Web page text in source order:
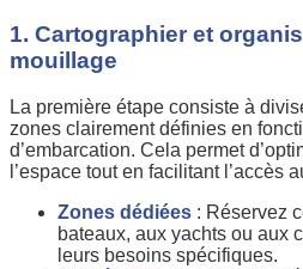
1. Cartographier et
mouillage
La première étape consiste à
zones clairement définies en
d’embarcation. Cela permet
l’espace tout en facilitant l’accès
Zones dédiées : Réservez
bateaux, aux yachts ou aux
leurs besoins spécifiques.